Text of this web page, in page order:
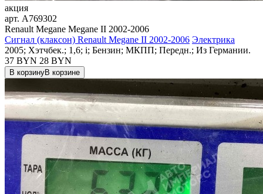
акция
арт. A769302
Renault Megane Megane II 2002-2006
Сигнал (клаксон) Renault Megane II 2002-2006 Электрика
2005; Хэтчбек.; 1,6; i; Бензин; МКПП; Передн.; Из Германии.
37 BYN 28 BYN
В корзинуВ корзине